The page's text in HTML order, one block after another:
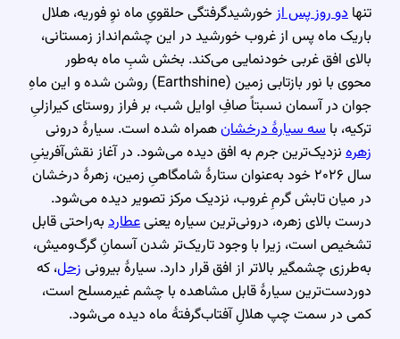
تنهادو روز پس ازخورشیدگرفتگی حلقویِ ماه نوِ فوریه، هلال
باریک ماه پس از غروب خورشید در این چشم‌انداز زمستانی،
بالای افق غربی خودنمایی می‌کند. بخش شبِ ماه به‌طور
محوی با نور بازتابی زمین (Earthshine) روشن شده و این ماهِ
جوان در آسمان نسبتاً صافِ اوایل شب، بر فراز روستای کیرازلیِ
ترکیه، باسه سیارهٔ درخشانهمراه شده است. سیارهٔ درونی
زهرهنزدیک‌ترین جرم به افق دیده می‌شود. در آغاز نقش‌آفرینیِ
سال ۲۰۲۶ خود به‌عنوان ستارهٔ شامگاهیِ زمین، زهرهٔ درخشان
در میان تابش گرمِ غروب، نزدیک مرکز تصویر دیده می‌شود.
درست بالای زهره، درونی‌ترین سیاره یعنیعطاردبه‌راحتی قابل
تشخیص است، زیرا با وجود تاریک‌تر شدن آسمانِ گرگ‌ومیش،
به‌طرزی چشمگیر بالاتر از افق قرار دارد. سیارهٔ بیرونیزحل، که
دوردست‌ترین سیارهٔ قابل مشاهده با چشم غیرمسلح است،
کمی در سمت چپ هلالِ آفتاب‌گرفتهٔ ماه دیده می‌شود.